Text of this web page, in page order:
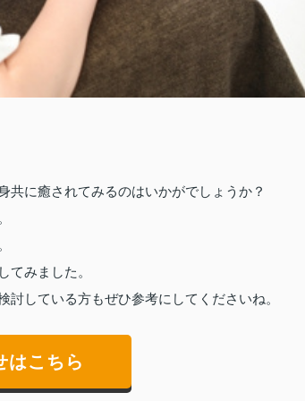
共に癒されてみるのはいかがでしょうか？
てみました。
している方もぜひ参考にしてくださいね。
はこちら